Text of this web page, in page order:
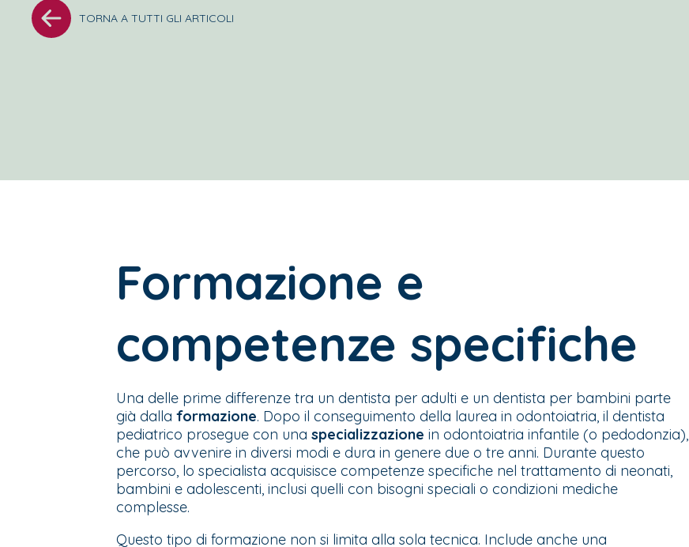
TORNA A TUTTI GLI ARTICOLI
Formazione e
competenze specifiche
Una delle prime differenze tra un dentista per adulti e un dentista per bambini parte
già dallaformazione. Dopo il conseguimento della laurea in odontoiatria, il dentista
pediatrico prosegue con unaspecializzazione in odontoiatria infantile (o pedodonzia),
che può avvenire in diversi modi e dura in genere due o tre anni. Durante questo
percorso, lo specialista acquisisce competenze specifiche nel trattamento di neonati,
bambini e adolescenti, inclusi quelli con bisogni speciali o condizioni mediche
complesse.
Questo tipo di formazione non si limita alla sola tecnica. Include anche una